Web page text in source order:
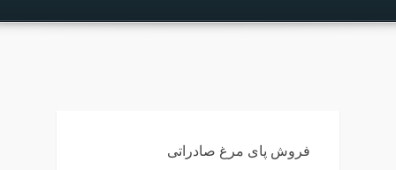
فروش پای مرغ صادراتی